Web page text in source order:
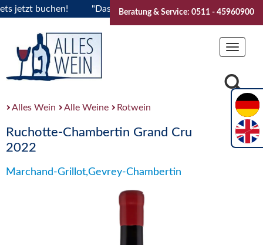
buchen! "Das Sommerfest 2026" Vive la
Beratung & Service: 0511 - 45960900
Toggle
Alles Wein Alle Weine Rotwein
Ruchotte-Chambertin Grand Cru
2022
Marchand-Grillot,Gevrey-Chambertin